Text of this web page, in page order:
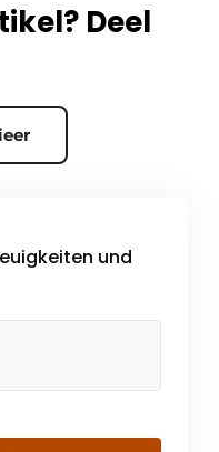
Deel
und